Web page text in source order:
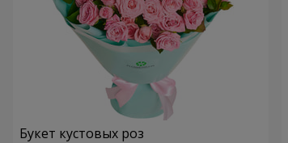
Букет кустовых роз